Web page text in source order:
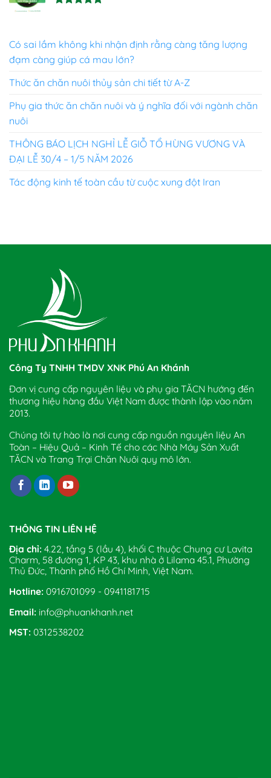
Có sai lầm không khi nhận định rằng càng tăng lượng
đạm càng giúp cá mau lớn?
Thức ăn chăn nuôi thủy sản chi tiết từ A-Z
Phụ gia thức ăn chăn nuôi và ý nghĩa đối với ngành chăn
nuôi
THÔNG BÁO LỊCH NGHỈ LỄ GIỖ TỔ HÙNG VƯƠNG VÀ
ĐẠI LỄ 30/4 – 1/5 NĂM 2026
Tác động kinh tế toàn cầu từ cuộc xung đột Iran
Công Ty TNHH TMDV XNK Phú An Khánh
Đơn vị cung cấp nguyên liệu và phụ gia TĂCN hướng đến
thương hiệu hàng đầu Việt Nam được thành lập vào năm
2013.
Chúng tôi tự hào là nơi cung cấp nguồn nguyên liệu An
Toàn – Hiệu Quả – Kinh Tế cho các Nhà Máy Sản Xuất
TĂCN và Trang Trại Chăn Nuôi quy mô lớn.
THÔNG TIN LIÊN HỆ
Địa chỉ: 4.22, tầng 5 (lầu 4), khối C thuộc Chung cư Lavita
Charm, 58 đường 1, KP 43, khu nhà ở Lilama 45.1, Phường
Thủ Đức, Thành phố Hồ Chí Minh, Việt Nam.
Hotline: 0916701099 - 0941181715
Email: info@phuankhanh.net
MST: 0312538202